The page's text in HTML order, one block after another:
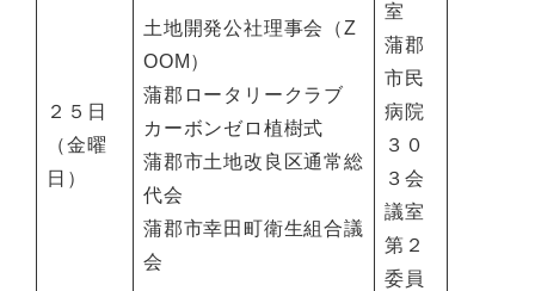
２５日
（金曜
日）
土地開発公社理事会（Z
OOM）
蒲郡ロータリークラブ
カーボンゼロ植樹式
蒲郡市土地改良区通常総
代会
蒲郡市幸田町衛生組合議
会
室
蒲郡
市民
病院
３０
３会
議室
第２
委員